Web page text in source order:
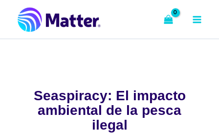
contenido
Seaspiracy: El impacto
ambiental de la pesca
ilegal